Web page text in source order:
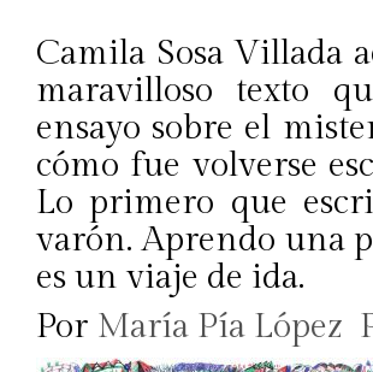
Camila Sosa Villada
maravilloso texto
ensayo sobre el
cómo fue volverse
Lo primero que
varón. Aprendo una
es un viaje de ida.
Por María Pía López